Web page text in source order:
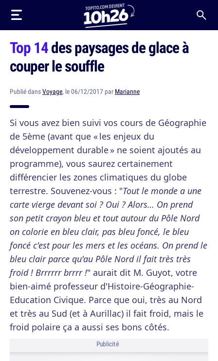
Top 14des paysages de glace à
couper le souffle
Publié dansVoyage, le 06/12/2017 par Marianne
Si vous avez bien suivi vos cours de Géographie
de 5ème (avant que « les enjeux du
développement durable » ne soient ajoutés au
programme), vous saurez certainement
différencier les zones climatiques du globe
terrestre. Souvenez-vous : "Tout le monde a une
carte vierge devant soi ? Oui ? Alors… On prend
son petit crayon bleu et tout autour du Pôle Nord
on colorie en bleu clair, pas bleu foncé, le bleu
foncé c'est pour les mers et les océans. On prend le
bleu clair parce qu'au Pôle Nord il fait très très
froid ! Brrrrrr brrrr !" aurait dit M. Guyot, votre
bien-aimé professeur d'Histoire-Géographie-
Education Civique. Parce que oui, très au Nord
et très au Sud (et à Aurillac) il fait froid, mais le
froid polaire ça a aussi ses bons côtés.
Publicité